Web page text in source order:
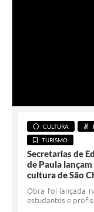
CULTURA
TURISMO
Secretarias de
de Paula
cultura de São
Obra foi lançada
estudantes e